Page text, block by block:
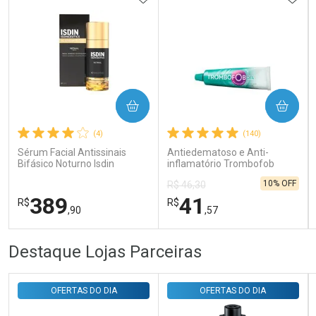
Ativar Desconto
Comprar sem Desconto
Por R$ 143,94/cada
Comprar sem Desconto
Por R$ 143,94/cada
(4)
Sérum Facial Antissinais
Bifásico Noturno Isdin
R$389,90
COMPRAR
FECHAR
Laboratório
FECHAR
Por Menos
(140)
Antiedematoso e Anti-
inflamatório Trombofob
R$ 46,30
R$41 ,57
10% OFF
COMPRAR
Por Menos
Destaque Lojas Parceiras
OFERTAS DO DIA OFERTAS DO DIA